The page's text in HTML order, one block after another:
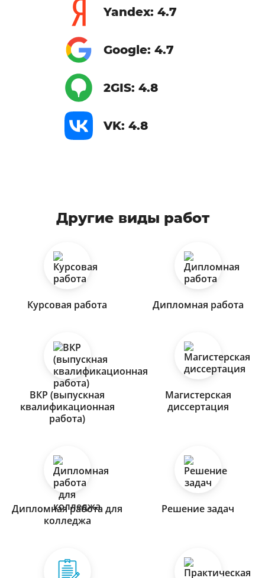
Yandex: 4.7
Google: 4.7
2GIS: 4.8
VK: 4.8
Другие виды работ
Курсовая работа Дипломная работа
ВКР (выпускная
квалификационная
работа)
Магистерская
диссертация
Дипломная работа для
колледжа
Решение задач